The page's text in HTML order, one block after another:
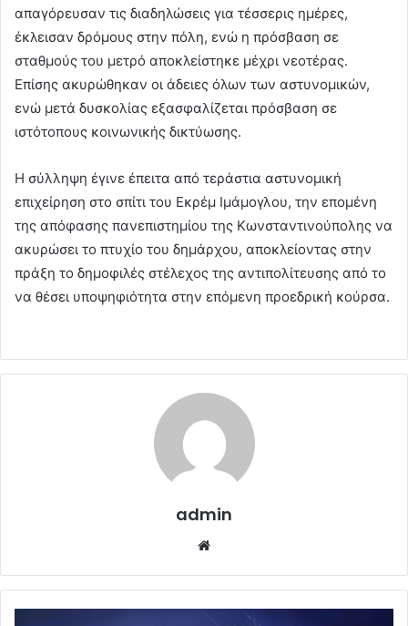
απαγόρευσαν τις διαδηλώσεις για τέσσερις ημέρες,
έκλεισαν δρόμους στην πόλη, ενώ η πρόσβαση σε
σταθμούς του μετρό αποκλείστηκε μέχρι νεοτέρας.
Επίσης ακυρώθηκαν οι άδειες όλων των αστυνομικών,
ενώ μετά δυσκολίας εξασφαλίζεται πρόσβαση σε
ιστότοπους κοινωνικής δικτύωσης.
Η σύλληψη έγινε έπειτα από τεράστια αστυνομική
επιχείρηση στο σπίτι του Εκρέμ Ιμάμογλου, την επομένη
της απόφασης πανεπιστημίου της Κωνσταντινούπολης να
ακυρώσει το πτυχίο του δημάρχου, αποκλείοντας στην
πράξη το δημοφιλές στέλεχος της αντιπολίτευσης από το
να θέσει υποψηφιότητα στην επόμενη προεδρική κούρσα.
admin